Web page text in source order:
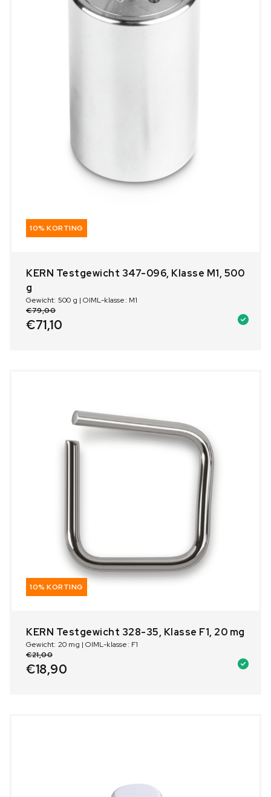
10% KORTING
KERN Testgewicht 347-096, Klasse M1, 500
g
Gewicht: 500 g | OIML-klasse: M1
€79,00
€71,10
10% KORTING
KERN Testgewicht 328-35, Klasse F1, 20 mg
Gewicht: 20 mg | OIML-klasse: F1
€21,00
€18,90